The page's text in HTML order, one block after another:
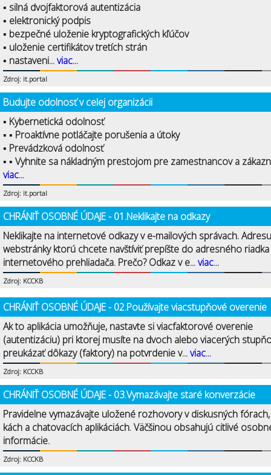
▪ silná dvojfaktorová autentizácia
▪ elektronický podpis
▪ bezpečné uloženie kryptografických kľúčov
▪ uloženie certifikátov tretích strán
▪ nastaveni...viac...
Zdroj: it.portal
Budujte odolnosť v celej organizácii
▪ Kybernetická odolnosť
▪ ▪ Proaktívne potláčajte porušenia a útoky
▪ Prevádzková odolnosť
▪ ▪ Vyhnite sa nákladným prestojom pre zamestnancov a
viac...
Zdroj: it.portal
CHRÁNIŤ OSOBNÉ ÚDAJE - 01.Neklikajte na odkazy
Neklikajte na internetové odkazy v e-mailových správach. Adresu
webstránky ktorú chcete navštíviť prepíšte do adresného riadka
internetového prehliadača. Prečo? Odkaz v e...viac...
Zdroj: KCCKB
CHRÁNIŤ OSOBNÉ ÚDAJE - 02.Používajte viacstupňové overenie
Ak to aplikácia umožňuje, nastavte si viacfaktorové overenie
(autentizáciu) pri ktorej musíte na dvoch alebo viacerých
preukázať dôkazy (faktory) na potvrdenie v...viac...
Zdroj: KCCKB
CHRÁNIŤ OSOBNÉ ÚDAJE - 03.Vymazávajte staré konverzácie
Pravidelne vymazávajte uložené rozhovory v diskusných fórach,
kách a chatovacích aplikáciách. Väčšinou obsahujú citlivé
informácie.
Zdroj: KCCKB